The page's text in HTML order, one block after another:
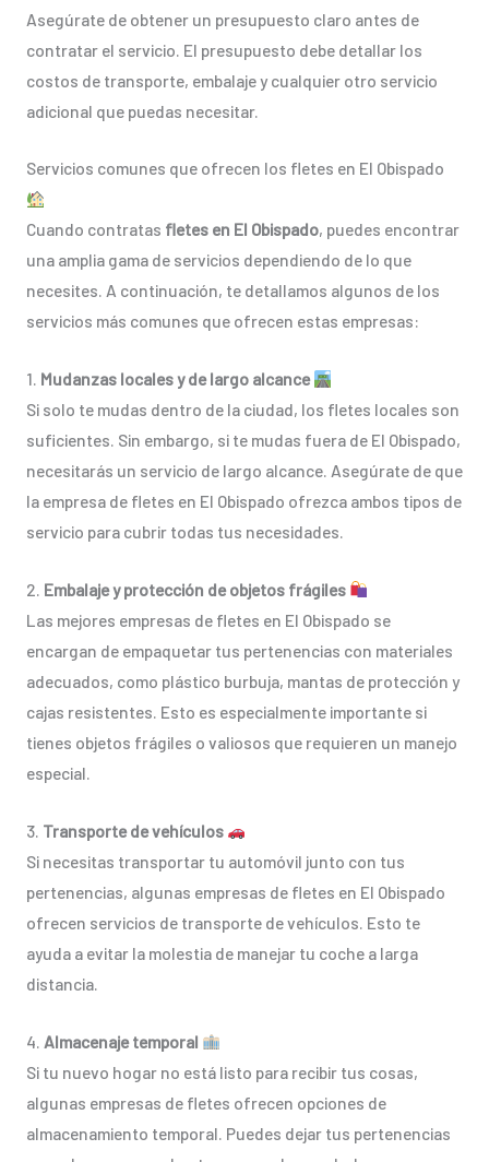
Asegúrate de obtener un presupuesto claro antes de
contratar el servicio. El presupuesto debe detallar los
costos de transporte, embalaje y cualquier otro servicio
adicional que puedas necesitar.
Servicios comunes que ofrecen los fletes en El Obispado
Cuando contratas fletes en El Obispado, puedes encontrar
una amplia gama de servicios dependiendo de lo que
necesites. A continuación, te detallamos algunos de los
servicios más comunes que ofrecen estas empresas:
1. Mudanzas locales y de largo alcance
Si solo te mudas dentro de la ciudad, los fletes locales son
suficientes. Sin embargo, si te mudas fuera de El Obispado,
necesitarás un servicio de largo alcance. Asegúrate de que
la empresa de fletes en El Obispado ofrezca ambos tipos de
servicio para cubrir todas tus necesidades.
2. Embalaje y protección de objetos frágiles
Las mejores empresas de fletes en El Obispado se
encargan de empaquetar tus pertenencias con materiales
adecuados, como plástico burbuja, mantas de protección y
cajas resistentes. Esto es especialmente importante si
tienes objetos frágiles o valiosos que requieren un manejo
especial.
3. Transporte de vehículos
Si necesitas transportar tu automóvil junto con tus
pertenencias, algunas empresas de fletes en El Obispado
ofrecen servicios de transporte de vehículos. Esto te
ayuda a evitar la molestia de manejar tu coche a larga
distancia.
4. Almacenaje temporal
Si tu nuevo hogar no está listo para recibir tus cosas,
algunas empresas de fletes ofrecen opciones de
almacenamiento temporal. Puedes dejar tus pertenencias